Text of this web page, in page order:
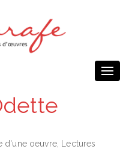
d'une oeuvre, Lectures